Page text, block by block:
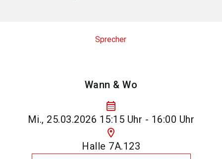
Sprecher
Wann & Wo
calendar_month
Mi., 25.03.2026 15:15 Uhr - 16:00 Uhr
location_on
Halle 7A.123